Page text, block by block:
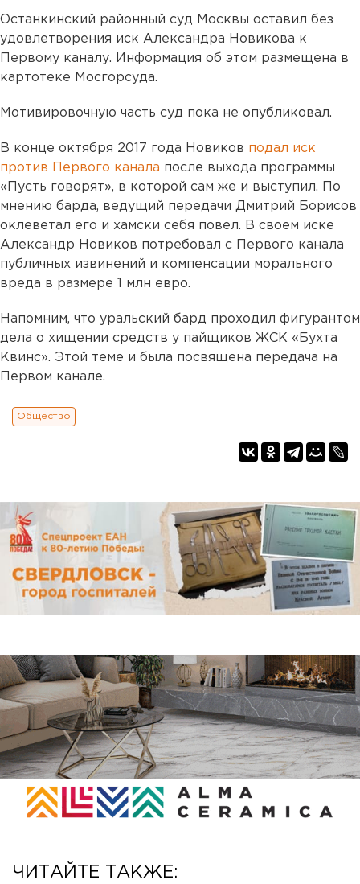
Останкинский районный суд Москвы оставил без
удовлетворения иск Александра Новикова к
Первому каналу. Информация об этом размещена в
картотеке Мосгорсуда.
Мотивировочную часть суд пока не опубликовал.
В конце октября 2017 года Новиков подал иск
против Первого канала после выхода программы
«Пусть говорят», в которой сам же и выступил. По
мнению барда, ведущий передачи Дмитрий Борисов
оклеветал его и хамски себя повел. В своем иске
Александр Новиков потребовал с Первого канала
публичных извинений и компенсации морального
вреда в размере 1 млн евро.
Напомним, что уральский бард проходил фигурантом
дела о хищении средств у пайщиков ЖСК «Бухта
Квинс». Этой теме и была посвящена передача на
Первом канале.
Общество
ЧИТАЙТЕ ТАКЖЕ: